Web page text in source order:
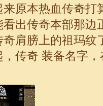
原本热血传奇打
出传奇本部那边
肩膀上的祖玛纹
传奇 装备名字